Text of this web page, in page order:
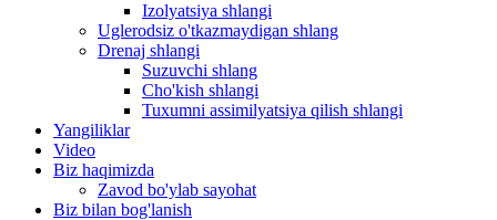
Izolyatsiya shlangi
Uglerodsiz o'tkazmaydigan shlang
Drenaj shlangi
Suzuvchi shlang
Cho'kish shlangi
Tuxumni assimilyatsiya qilish shlangi
Yangiliklar
Video
Biz haqimizda
Zavod bo'ylab sayohat
Biz bilan bog'lanish